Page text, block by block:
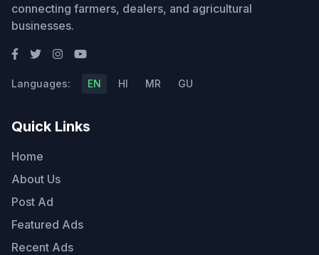
connecting farmers, dealers, and agricultural
businesses.
Languages: EN HI MR GU
Quick Links
Home
About Us
Post Ad
Featured Ads
Recent Ads